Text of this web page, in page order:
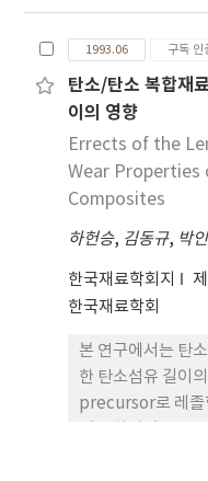
을 사용한 경우 반
이는 두 종류의 서
알루미나 표면에
기인하는 것으로
는 접합강도에 지
었다. Cu-10wt%
합조건에서 열응
crack)이 관찰되
사용한 경우 적정
중구조를 통애 열
억제하여 1323K ×
은 약 86MPa의 전
1993.06 구독 인
탄소/탄소 복합재
이의 영향
Errects of the
Wear Properties
Composites
하헌승, 김동규, 박
한국재료학회지
한국재료학회
본 연구에서는 탄
한 탄소섬유 길이
precursor로 레졸
여 액상함침법으